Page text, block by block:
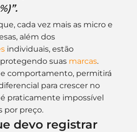
cada vez mais as micro e
além dos
individuais, estão
suas marcas.
comportamento, permitirá
para crescer no
praticamente impossível
por preço.
devo registrar